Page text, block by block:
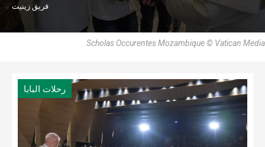
فريق زينيت
Scholas Occurentes Mozambique © Vatican Media
رحلات البابا